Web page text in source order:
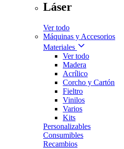
Láser
Ver todo
Máquinas y Accesorios
Materiales
Ver todo
Madera
Acrílico
Corcho y Cartón
Fieltro
Vinilos
Varios
Kits
Personalizables
Consumibles
Recambios